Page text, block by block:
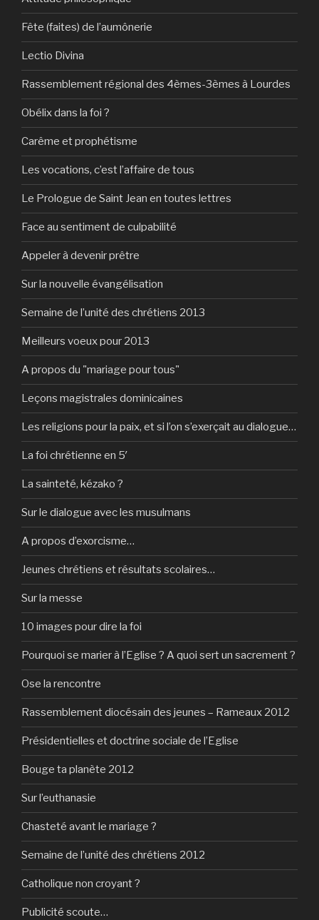
Fête (faites) de l’aumônerie
Lectio Divina
Rassemblement régional des 4èmes-3èmes à Lourdes
Obélix dans la foi ?
Carême et prophétisme
Les vocations, c’est l’affaire de tous
Le Prologue de Saint Jean en toutes lettres
Face au sentiment de culpabilité
Appeler à devenir prêtre
Sur la nouvelle évangélisation
Semaine de l’unité des chrétiens 2013
Meilleurs voeux pour 2013
A propos du "mariage pour tous"
Leçons magistrales dominicaines
Les religions pour la paix, et si l’on s’exerçait au dialogue…
La foi chrétienne en 5′
La sainteté, kézako ?
Sur le dialogue avec les musulmans
A propos d’exorcisme…
Jeunes chrétiens et résultats scolaires…
Sur la messe
10 images pour dire la foi
Pourquoi se marier à l’Eglise ? A quoi sert un sacrement ?
Ose la rencontre
Rassemblement diocésain des jeunes – Rameaux 2012
Présidentielles et doctrine sociale de l’Eglise
Bouge ta planète 2012
Sur l’euthanasie
Chasteté avant le mariage ?
Semaine de l’unité des chrétiens 2012
Catholique non croyant ?
Publicité scoute…